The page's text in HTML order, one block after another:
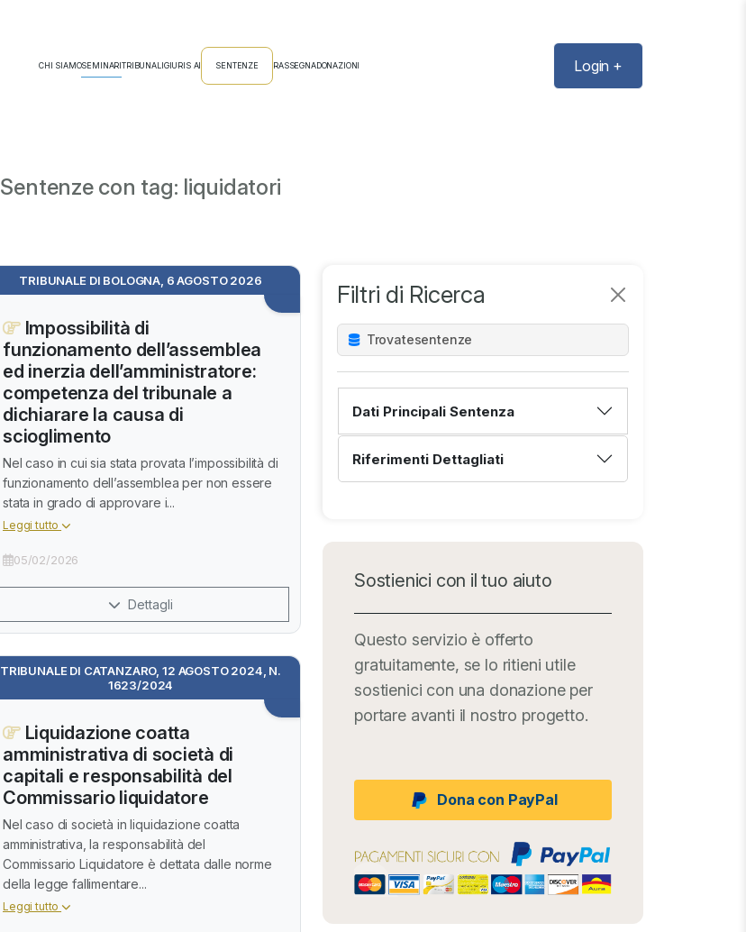
CHI SIAMOSEMINARITRIBUNALIGIURIS AI SENTENZE RASSEGNADONAZIONI Login +
Sentenze con tag: liquidatori
Filtri di Ricerca
Trovatesentenze
Dati Principali Sentenza
Riferimenti Dettagliati
Sostienici con il tuo aiuto
Questo servizio è offerto
gratuitamente, se lo ritieni utile
sostienici con una donazione per
portare avanti il nostro progetto.
Dona con PayPal
TRIBUNALE DI BOLOGNA, 6 AGOSTO 2026
Impossibilità di
funzionamento dell’assemblea
ed inerzia dell’amministratore:
competenza del tribunale a
dichiarare la causa di
scioglimento
Nel caso in cui sia stata provata l’impossibilità di
funzionamento dell’assemblea per non essere
stata in grado di approvare i...
Leggi tutto
05/02/2026
Dettagli
TRIBUNALE DI CATANZARO, 12 AGOSTO 2024, N.
1623/2024
Liquidazione coatta
amministrativa di società di
capitali e responsabilità del
Commissario liquidatore
Nel caso di società in liquidazione coatta
amministrativa, la responsabilità del
Commissario Liquidatore è dettata dalle norme
della legge fallimentare...
Leggi tutto